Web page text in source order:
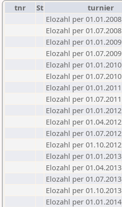
tnr St turnier
Elozahl per 01.01.2008
Elozahl per 01.07.2008
Elozahl per 01.01.2009
Elozahl per 01.07.2009
Elozahl per 01.01.2010
Elozahl per 01.07.2010
Elozahl per 01.01.2011
Elozahl per 01.07.2011
Elozahl per 01.01.2012
Elozahl per 01.04.2012
Elozahl per 01.07.2012
Elozahl per 01.10.2012
Elozahl per 01.01.2013
Elozahl per 01.04.2013
Elozahl per 01.07.2013
Elozahl per 01.10.2013
Elozahl per 01.01.2014